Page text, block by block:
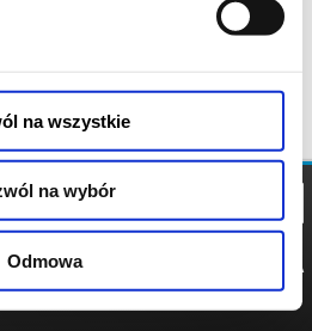
na wszystkie
na wybór
Odmowa
POLITYKA
POLITYKA